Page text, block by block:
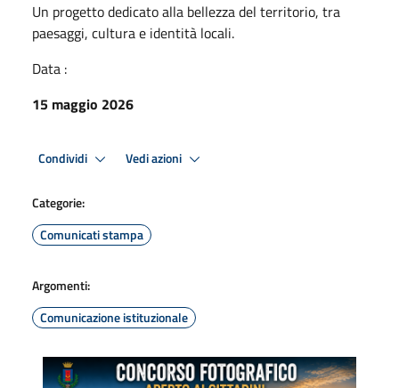
Un progetto dedicato alla bellezza del territorio, tra
paesaggi, cultura e identità locali.
Data :
15 maggio 2026
Condividi Vedi azioni
Categorie:
Comunicati stampa
Argomenti:
Comunicazione istituzionale